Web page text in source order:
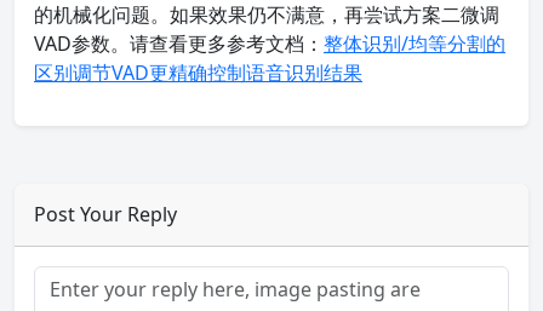
的机械化问题。如果效果仍不满意，再尝试方案二微调
VAD参数。请查看更多参考文档： 整体识别/均等分割的
区别调节VAD更精确控制语音识别结果
Post Your Reply